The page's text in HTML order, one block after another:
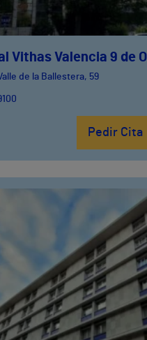
Vithas Valencia 9 de
de la Ballestera, 59
Pedir Cita